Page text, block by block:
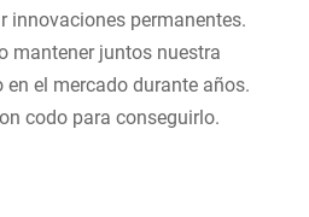
innovaciones permanentes.
mantener juntos nuestra
el mercado durante años.
codo para conseguirlo.